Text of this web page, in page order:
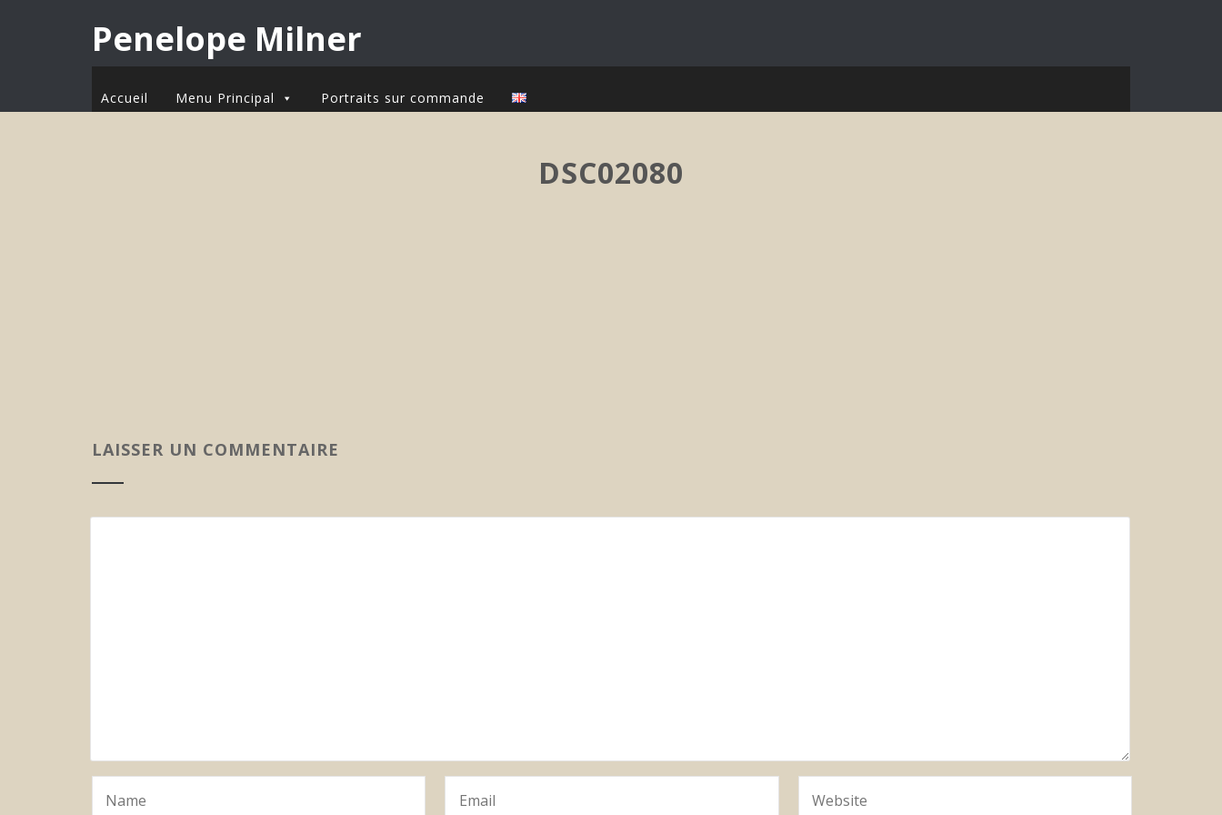
Penelope Milner
Accueil Menu Principal Portraits sur commande
DSC02080
LAISSER UN COMMENTAIRE